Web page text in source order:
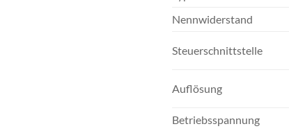
Nennwiderstand
Steuerschnittstelle
Auflösung
Betriebsspannung